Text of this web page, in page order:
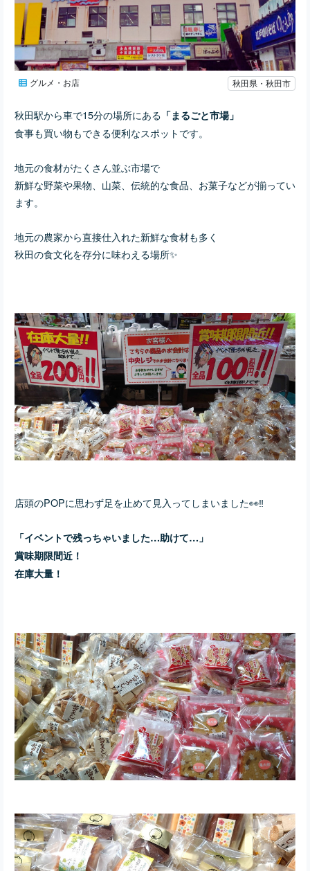
グルメ・お店 秋田県・秋田市
秋田駅から車で15分の場所にある 「まるごと市場」
食事も買い物もできる便利なスポットです。
地元の食材がたくさん並ぶ市場で
新鮮な野菜や果物、山菜、伝統的な食品、お菓子などが揃ってい
ます。
地元の農家から直接仕入れた新鮮な食材も多く
秋田の食文化を存分に味わえる場所✨
店頭のPOPに思わず足を止めて見入ってしまいました👀‼️
「イベントで残っちゃいました…助けて…」
賞味期限間近！
在庫大量！